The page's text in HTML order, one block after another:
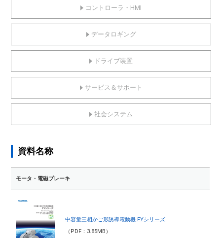
コントローラ・HMI
データロギング
ドライブ装置
サービス＆サポート
社会システム
資料名称
モータ・電磁ブレーキ
中容量三相かご形誘導電動機 FYシリーズ
（PDF：3.85MB）